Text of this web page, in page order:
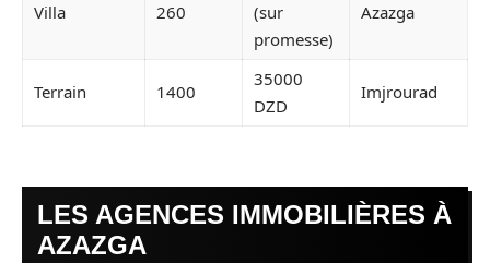
Villa 260
(sur
promesse)
Azazga
Terrain 1400
35000
DZD
Imjrourad
LES AGENCES IMMOBILIÈRES À
AZAZGA